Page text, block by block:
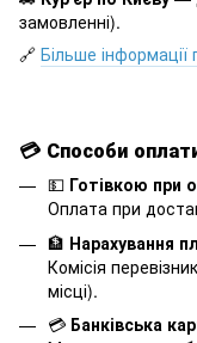
замовленні).
🔗 Більше
💳 Способи
💵 Готівкою при
Оплата при
🏦 Нарахування
Комісія
місці).
💳 Банківська